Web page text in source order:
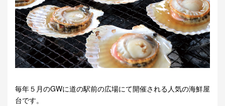
毎年５月のGWに道の駅前の広場にて開催される人気の海鮮屋
台です。